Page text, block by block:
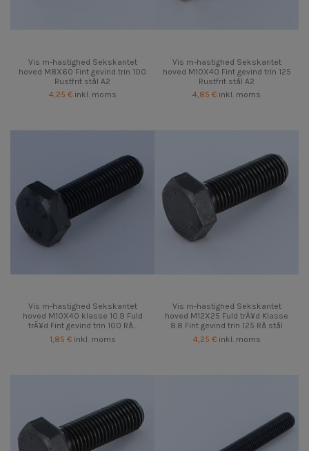
Vis m-hastighed Sekskantet
hoved M8X60 Fint gevind trin 100
Rustfrit stål A2
4,25 € inkl. moms
Vis m-hastighed Sekskantet
hoved M10X40 Fint gevind trin 125
Rustfrit stål A2
4,85 € inkl. moms
Vis m-hastighed Sekskantet
hoved M10X40 klasse 10.9 Fuld
trÃ¥d Fint gevind trin 100 Rå...
1,85 € inkl. moms
Vis m-hastighed Sekskantet
hoved M12X25 Fuld trÃ¥d Klasse
8.8 Fint gevind trin 125 Rå stål
4,25 € inkl. moms